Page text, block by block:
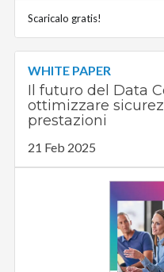
Scaricalo gratis!
WHITE PAPER
Il futuro del Data
ottimizzare
prestazioni
21 Feb 2025